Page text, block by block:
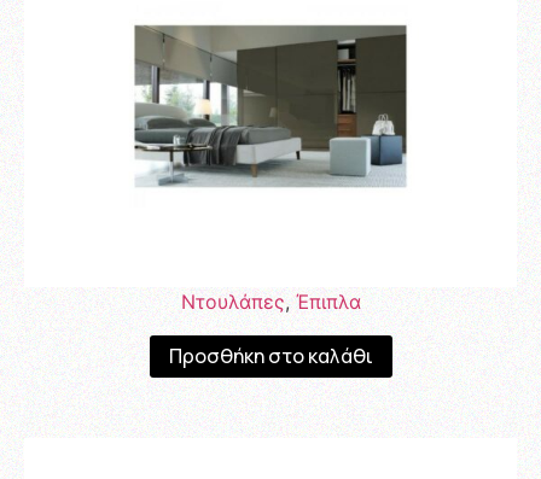
Ντουλάπες,Έπιπλα
Προσθήκη στο καλάθι